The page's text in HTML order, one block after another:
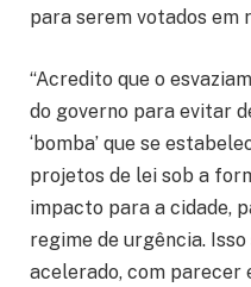
para serem votados em
“Acredito que o
do governo para evitar
‘bomba’ que se
projetos de lei sob a
impacto para a cidade,
regime de urgência.
acelerado, com parecer